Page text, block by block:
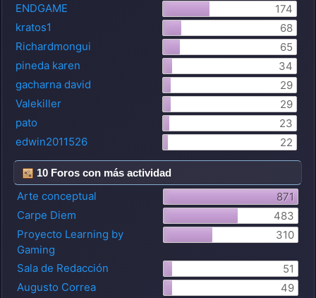
ENDGAME
174
kratos1
68
Richardmongui
65
pineda karen
34
gacharna david
29
Valekiller
29
pato
23
edwin2011526
22
10 Foros con más actividad
Arte conceptual
871
Carpe Diem
483
Proyecto Learning by
Gaming
310
Sala de Redacción
51
Augusto Correa
49